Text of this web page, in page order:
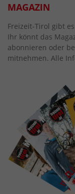
MAGAZIN
Freizeit-Tirol gibt
Ihr könnt das
abonnieren oder
mitnehmen. Alle